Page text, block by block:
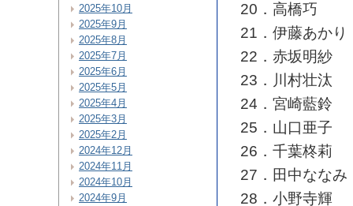
20．高橋巧
21．伊藤あかり
22．赤坂明紗
23．川村壮汰
24．宮崎藍鈴
25．山口亜子
26．千葉柊莉
27．田中ななみ
28．小野寺輝
2025年10月
2025年9月
2025年8月
2025年7月
2025年6月
2025年5月
2025年4月
2025年3月
2025年2月
2024年12月
2024年11月
2024年10月
2024年9月